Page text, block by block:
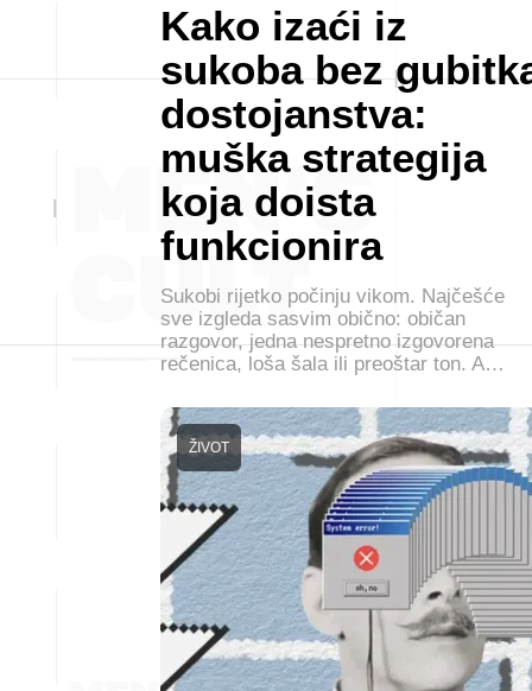
Kako izaći iz
sukoba bez
dostojanstva:
muška strategija
koja doista
funkcionira
Sukobi rijetko počinju vikom. Najčešće
sve izgleda sasvim obično: običan
razgovor, jedna nespretno izgovorena
rečenica, loša šala ili preoštar ton. A…
ŽIVOT